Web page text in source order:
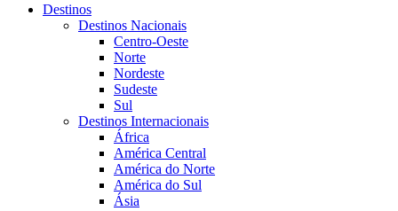
Destinos
Destinos Nacionais
Centro-Oeste
Norte
Nordeste
Sudeste
Sul
Destinos Internacionais
África
América Central
América do Norte
América do Sul
Ásia